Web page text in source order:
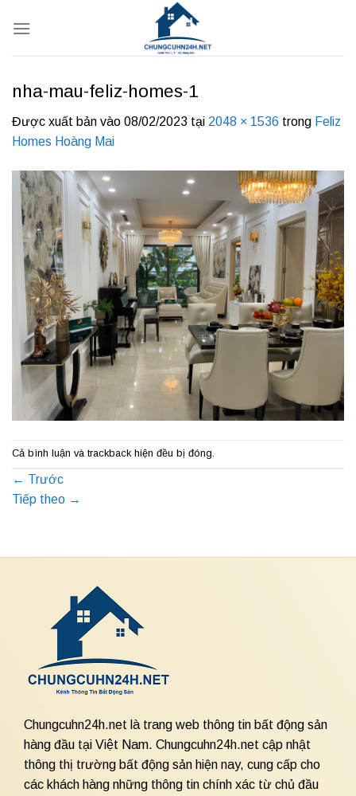
qua
nha-mau-feliz-homes-1
Được xuất bản vào 08/02/2023 tại 2048 × 1536 trong Feliz
Homes Hoàng Mai
Cả bình luận và trackback hiện đều bị đóng.
← Trước
Tiếp theo →
Chungcuhn24h.net là trang web thông tin bất động sản
hàng đầu tại Việt Nam. Chungcuhn24h.net cập nhật
thông thị trường bất động sản hiện nay, cung cấp cho
các khách hàng những thông tin chính xác từ chủ đầu